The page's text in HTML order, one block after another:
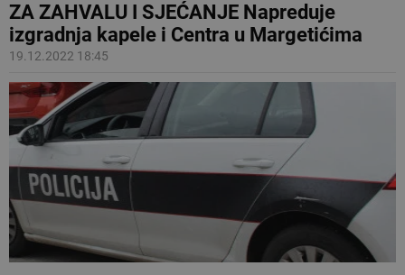
ZA ZAHVALU I SJEĆANJE Napreduje
izgradnja kapele i Centra u Margetićima
19.12.2022 18:45